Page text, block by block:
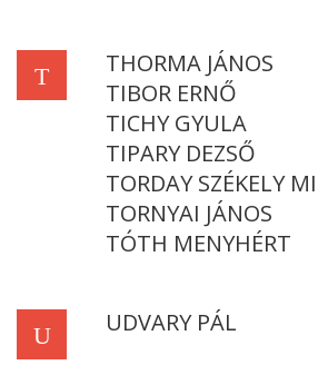
T
THORMA JÁNOS
TIBOR ERNŐ
TICHY GYULA
TIPARY DEZSŐ
TORDAY SZÉKELY
TORNYAI JÁNOS
TÓTH MENYHÉRT
U UDVARY PÁL